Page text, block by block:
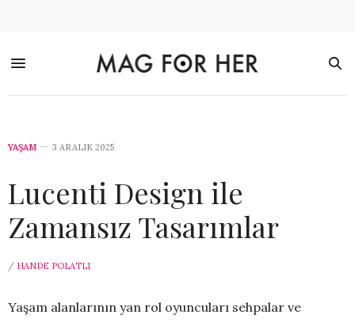
YAŞAM 3 ARALIK 2025
Lucenti Design ile
Zamansız Tasarımlar
/ HANDE POLATLI
Yaşam alanlarının yan rol oyuncuları sehpalar ve